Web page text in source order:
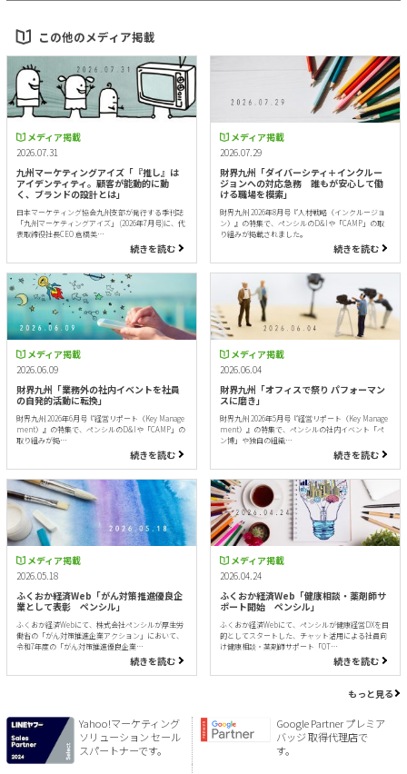
この他のメディア掲載
メディア掲載
2026.07.31
九州マーケティングアイズ「『推し』は
アイデンティティ。顧客が能動的に動
く、ブランドの設計とは」
日本マーケティング協会九州支部が発行する季刊誌
「九州マーケティングアイズ」 (2026年7月号)に、代
表取締役社長CEO 倉橋美…
続きを読む
メディア掲載
2026.07.29
財界九州「ダイバーシティ＋インクルー
ジョンへの対応急務 誰もが安心して働
ける職場を模索」
財界九州 2026年8月号『人材戦略（インクルージョ
ン）』の特集で、ペンシルのD&Iや「CAMP」の取
り組みが掲載されました。
続きを読む
メディア掲載
2026.06.09
財界九州「業務外の社内イベントを社員
の自発的活動に転換」
財界九州 2026年6月号『経営リポート（Key Manage
ment）』の特集で、ペンシルのD&Iや「CAMP」の
取り組みが掲…
続きを読む
メディア掲載
2026.06.04
財界九州「オフィスで祭り パフォーマン
スに磨き」
財界九州 2026年5月号『経営リポート（Key Manage
ment）』の特集で、ペンシルの社内イベント「ペ
ン博」や独自の組織…
続きを読む
メディア掲載
2026.05.18
ふくおか経済Web「がん対策推進優良企
業として表彰 ペンシル」
ふくおか経済Webにて、株式会社ペンシルが厚生労
働省の「がん対策推進企業アクション」において、
令和7年度の「がん対策推進優良企業…
続きを読む
メディア掲載
2026.04.24
ふくおか経済Web「健康相談・薬剤師サ
ポート開始 ペンシル」
ふくおか経済Webにて、ペンシルが健康経営DXを目
的としてスタートした、チャット活用による社員向
け健康相談・薬剤師サポート「OT…
続きを読む
もっと見る
Yahoo!マーケティング
ソリューション セール
スパートナーです。
Google Partner プレミア
バッジ 取得代理店で
す。